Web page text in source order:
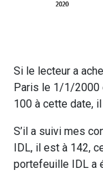
Si le lecteur a
Paris le 1/1/2000
100 à cette date,
S’il a suivi mes
IDL, il est à 142,
portefeuille IDL a